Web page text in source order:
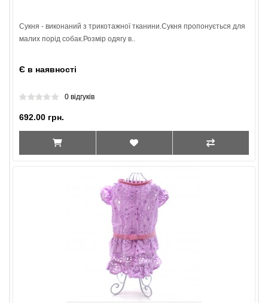
Сукня - виконаний з трикотажної тканини.Сукня пропонується для
малих порід собак.Розмір одягу в..
Є в наявності
0 відгуків
692.00 грн.